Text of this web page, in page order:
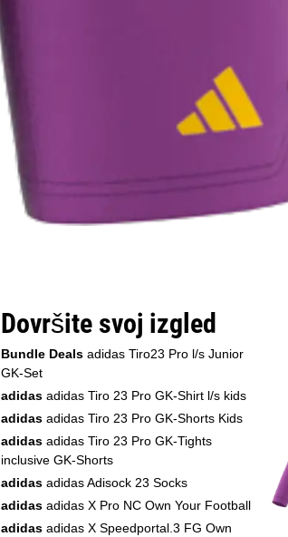
Dovršite svoj izgled
Bundle Deals adidas Tiro23 Pro l/s Junior
GK-Set
adidas adidas Tiro 23 Pro GK-Shirt l/s kids
adidas adidas Tiro 23 Pro GK-Shorts Kids
adidas adidas Tiro 23 Pro GK-Tights
inclusive GK-Shorts
adidas adidas Adisock 23 Socks
adidas adidas X Pro NC Own Your Football
adidas adidas X Speedportal.3 FG Own